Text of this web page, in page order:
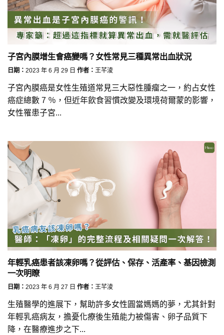
子宮內膜增生會癌變嗎？女性常見三種異常出血狀況
日期： 2023 年 6 月 29 日 作者： 王芊淩
子宮內膜癌是女性生殖道常見三大惡性腫瘤之一，約占女性
癌症總數 7 ％，但近年飲食習慣改變及環境荷爾蒙的影響，
女性罹患子宮...
年輕乳癌患者該凍卵嗎？從評估、保存、活產率、基因檢測
一次明瞭
日期： 2023 年 6 月 27 日 作者： 王芊淩
生殖醫學的進展下，幫助許多女性圓當媽媽的夢，尤其針對
年輕乳癌病友，擔憂化療後生殖能力被傷害、卵子品質下
降，在醫療進步之下...